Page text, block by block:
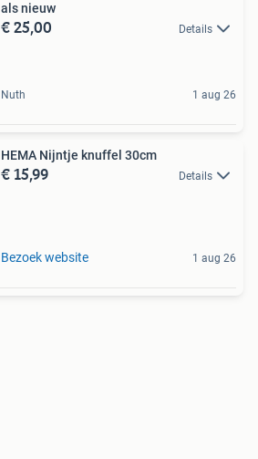
als nieuw
€ 25,00 Details
Nuth 1 aug 26
HEMA Nijntje knuffel 30cm
€ 15,99 Details
Bezoek website 1 aug 26